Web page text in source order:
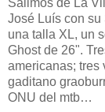
Salimos de La
José Luís con su
una talla XL, un
Ghost de 26".
americanas; tres
gaditano
ONU del mtb…